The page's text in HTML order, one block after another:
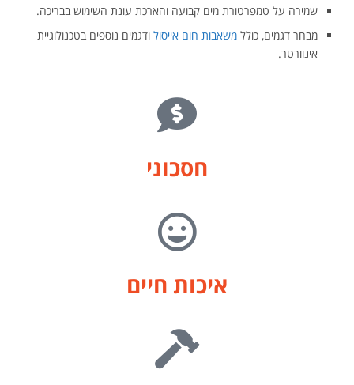
שמירה על טמפרטורת מים קבועה והארכת עונת השימוש בבריכה.
מבחר דגמים, כולל משאבות חום אייסול ודגמים נוספים בטכנולוגיית
אינוורטר.
חסכוני
איכות חיים